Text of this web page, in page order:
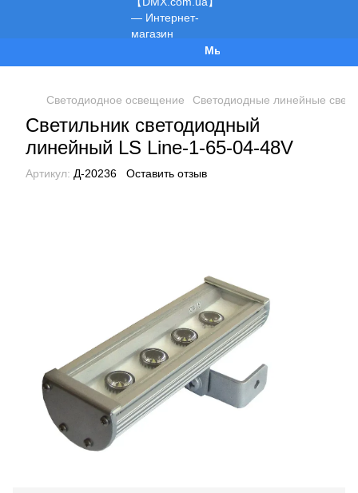
Мы работаем!
Светодиодное освещение Светодиодные линейные
Светильник светодиодный
линейный LS Line-1-65-04-48V
Артикул: Д-20236 Оставить отзыв